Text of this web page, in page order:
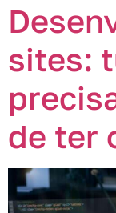
sites:
de ter